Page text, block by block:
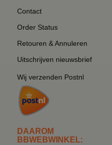
Contact
Order Status
Retouren & Annuleren
Uitschrijven nieuwsbrief
Wij verzenden Postnl
DAAROM
BBWEBWINKEL: